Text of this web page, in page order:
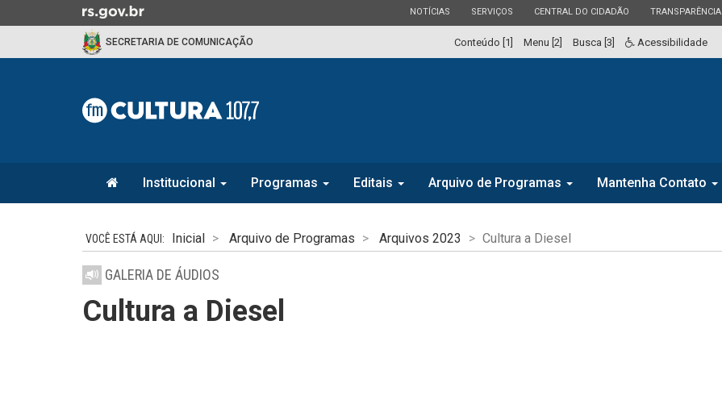
para
a
ESTADO
NOTÍCIAS ESTADO
SERVIÇOS ESTADO
CENTRAL DO CIDADÃO ESTADO
TRANSPARÊNCIA
SECRETARIA DE COMUNICAÇÃO Conteúdo [1] Menu [2] Busca [3] Acessibilidade
Institucional Programas Editais Arquivo de Programas
Mantenha Contato
Inicial Arquivo de Programas Arquivos 2023 Cultura a Diesel
GALERIA DE ÁUDIOS
Cultura a Diesel